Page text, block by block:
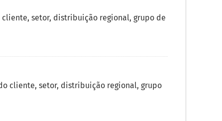
setor, distribuição regional, grupo de
cliente, setor, distribuição regional, grupo